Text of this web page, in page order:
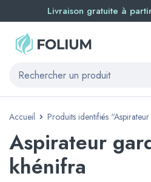
Livraison gratuite à
Accueil Produits identifiés
Aspirateur
khénifra